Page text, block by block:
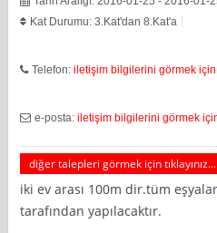
Kat Durumu: 3.Kat'dan 8.Kat'a
Telefon:iletişim bilgilerini görmek için
e-posta:iletişim bilgilerini görmek
diğer talepleri görmek için tıklayınız...
iki ev arası 100m dir.tüm
tarafından yapılacaktır.